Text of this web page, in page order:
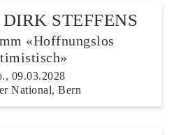
STEFFENS
«Hoffnungslos
09.03.2028
National, Bern